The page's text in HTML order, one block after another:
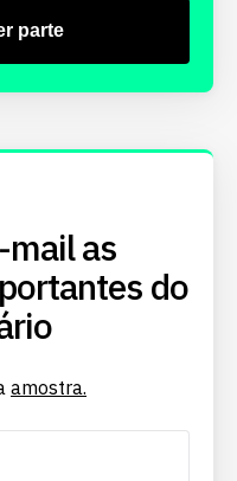
parte
mail as
do
amostra.